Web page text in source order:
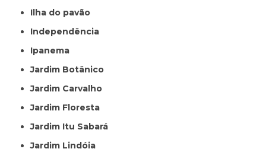
Ilha do pavão
Independência
Ipanema
Jardim Botânico
Jardim Carvalho
Jardim Floresta
Jardim Itu Sabará
Jardim Lindóia